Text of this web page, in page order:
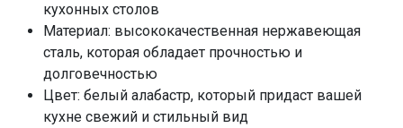
кухонных столов
Материал: высококачественная нержавеющая
сталь, которая обладает прочностью и
долговечностью
Цвет: белый алабастр, который придаст вашей
кухне свежий и стильный вид